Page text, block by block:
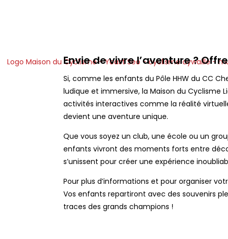
Envie de vivre l’aventure ?
Si, comme les enfants du Pôle HHW du CC
ludique et immersive, la Maison du Cyclisme
activités interactives comme la réalité
devient une aventure unique.
Que vous soyez un club, une école ou un
enfants vivront des moments forts entre
s’unissent pour créer une expérience
Pour plus d’informations et pour organiser
Vos enfants repartiront avec des souvenirs
traces des grands champions !